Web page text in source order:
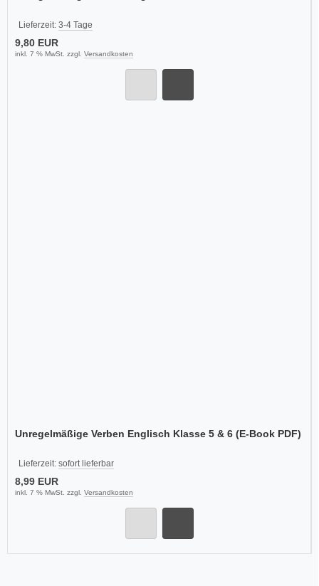
Lieferzeit: 3-4 Tage
9,80 EUR
inkl. 7 % MwSt. zzgl. Versandkosten
Unregelmäßige Verben Englisch Klasse 5 & 6 (E-Book PDF)
Lieferzeit: sofort lieferbar
8,99 EUR
inkl. 7 % MwSt. zzgl. Versandkosten